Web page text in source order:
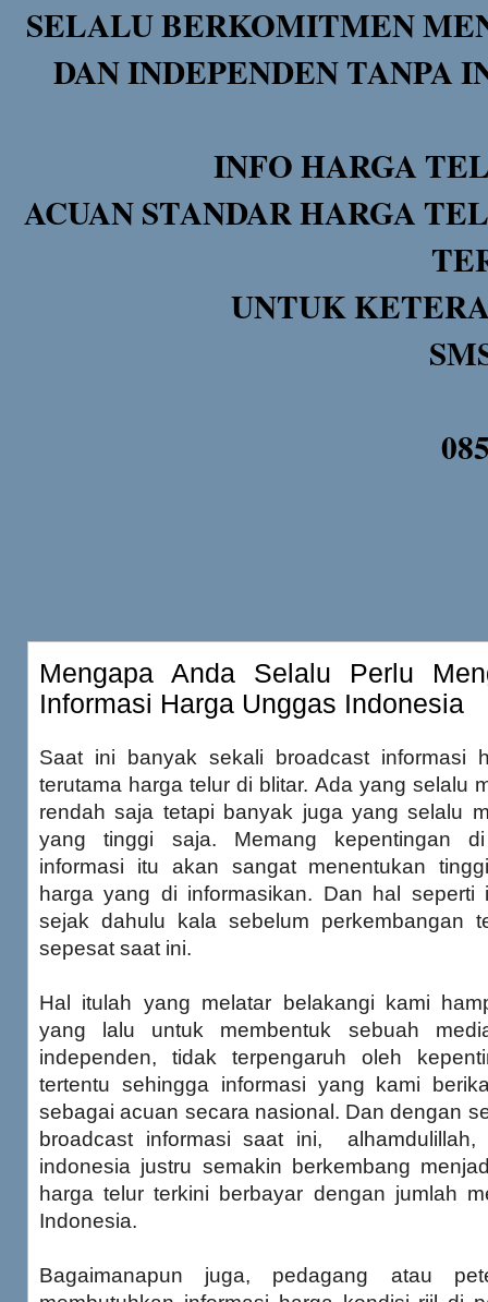
SELALU BERKOMITMEN
DAN INDEPENDEN TANPA
INFO HARGA
ACUAN STANDAR HARGA
UNTUK
Mengapa Anda Selalu Perlu
Informasi Harga Unggas Indonesia
Saat ini banyak sekali broadcast informasi
terutama harga telur di blitar. Ada yang selalu
rendah saja tetapi banyak juga yang selalu
yang tinggi saja. Memang kepentingan
informasi itu akan sangat menentukan
harga yang di informasikan. Dan hal seperti
sejak dahulu kala sebelum perkembangan
sepesat saat ini.
Hal itulah yang melatar belakangi kami
yang lalu untuk membentuk sebuah
independen, tidak terpengaruh oleh
tertentu sehingga informasi yang kami
sebagai acuan secara nasional. Dan dengan
broadcast informasi saat ini,
indonesia justru semakin berkembang
harga telur terkini berbayar dengan jumlah
Indonesia.
Bagaimanapun juga, pedagang atau